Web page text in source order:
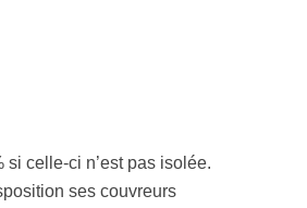
celle-ci n’est pas isolée.
ses couvreurs